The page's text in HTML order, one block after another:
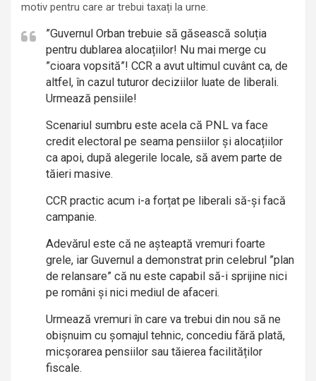
motiv pentru care ar trebui taxați la urne.
”Guvernul Orban trebuie să găsească soluția
pentru dublarea alocațiilor! Nu mai merge cu
”cioara vopsită”! CCR a avut ultimul cuvânt ca, de
altfel, în cazul tuturor deciziilor luate de liberali.
Urmează pensiile!
Scenariul sumbru este acela că PNL va face
credit electoral pe seama pensiilor și alocațiilor
ca apoi, după alegerile locale, să avem parte de
tăieri masive.
CCR practic acum i-a forțat pe liberali să-și facă
campanie.
Adevărul este că ne așteaptă vremuri foarte
grele, iar Guvernul a demonstrat prin celebrul ”plan
de relansare” că nu este capabil să-i sprijine nici
pe români și nici mediul de afaceri.
Urmează vremuri în care va trebui din nou să ne
obișnuim cu șomajul tehnic, concediu fără plată,
micșorarea pensiilor sau tăierea facilităților
fiscale.